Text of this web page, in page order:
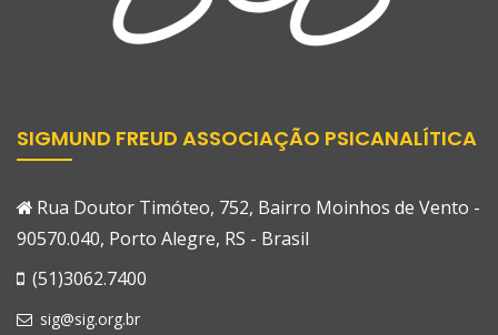
SIGMUND FREUD ASSOCIAÇÃO PSICANALÍTICA
Rua Doutor Timóteo, 752, Bairro Moinhos de Vento -
90570.040, Porto Alegre, RS - Brasil
(51)3062.7400
sig@sig.org.br